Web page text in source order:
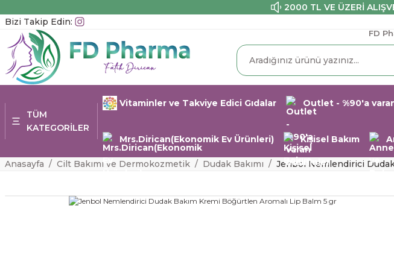
2000 TL VE ÜZERİ
Bizi Takip Edin:
FD
TÜM
KATEGORİLER
Vitaminler ve Takviye Edici Gıdalar Outlet - %90'a
Mrs.Dirican(Ekonomik Ev Ürünleri) Kişisel Bakım
Anasayfa Cilt Bakımı ve Dermokozmetik Dudak Bakımı Jenbol Nemlendirici